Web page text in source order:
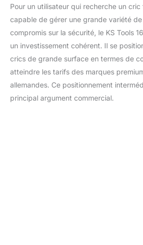
Pour un utilisateur qui recherche un
capable de gérer une grande variété
compromis sur la sécurité, le KS Tools
un investissement cohérent. Il se
crics de grande surface en termes de
atteindre les tarifs des marques
allemandes. Ce positionnement
principal argument commercial.